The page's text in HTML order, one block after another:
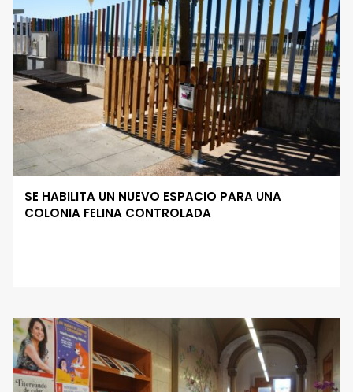
SE HABILITA UN NUEVO ESPACIO PARA UNA
COLONIA FELINA CONTROLADA